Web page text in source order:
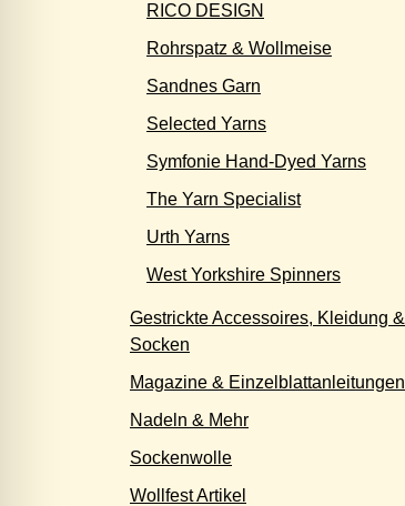
RICO DESIGN
Rohrspatz & Wollmeise
Sandnes Garn
Selected Yarns
Symfonie Hand-Dyed Yarns
The Yarn Specialist
Urth Yarns
West Yorkshire Spinners
Gestrickte Accessoires, Kleidung &
Socken
Magazine & Einzelblattanleitungen
Nadeln & Mehr
Sockenwolle
Wollfest Artikel